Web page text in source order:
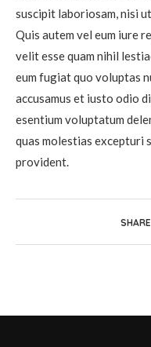
suscipit laboriosam, nisi
Quis autem vel eum iure
velit esse quam nihil
eum fugiat quo voluptas
accusamus et iusto odio
esentium voluptatum
quas molestias excepturi
provident.
SHARE